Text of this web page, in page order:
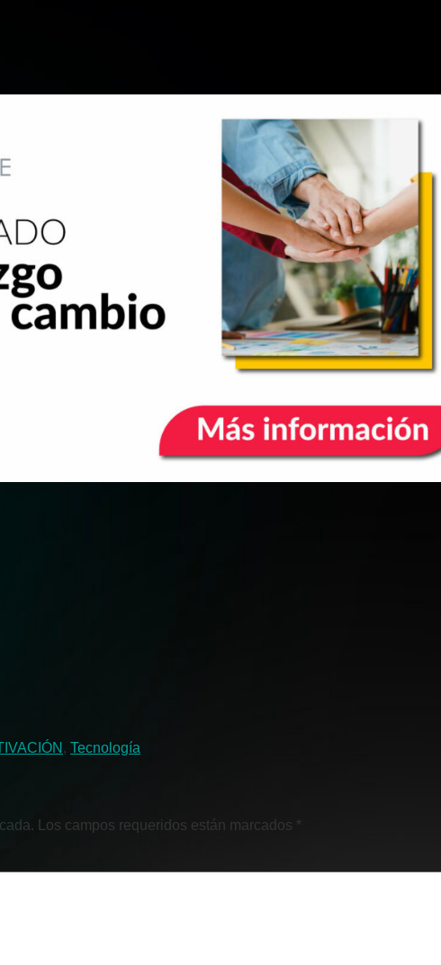
, Tecnología
Los campos requeridos están marcados *